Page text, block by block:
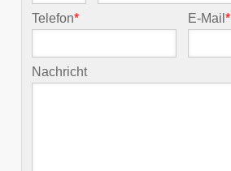
Telefon* E-Mail*
Nachricht